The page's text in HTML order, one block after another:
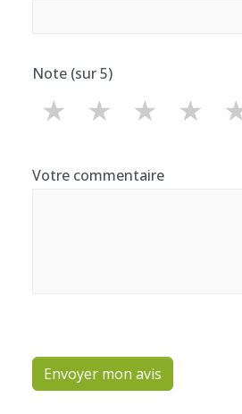
Note (sur 5)
★
★
★
★
Votre commentaire
Envoyer mon avis